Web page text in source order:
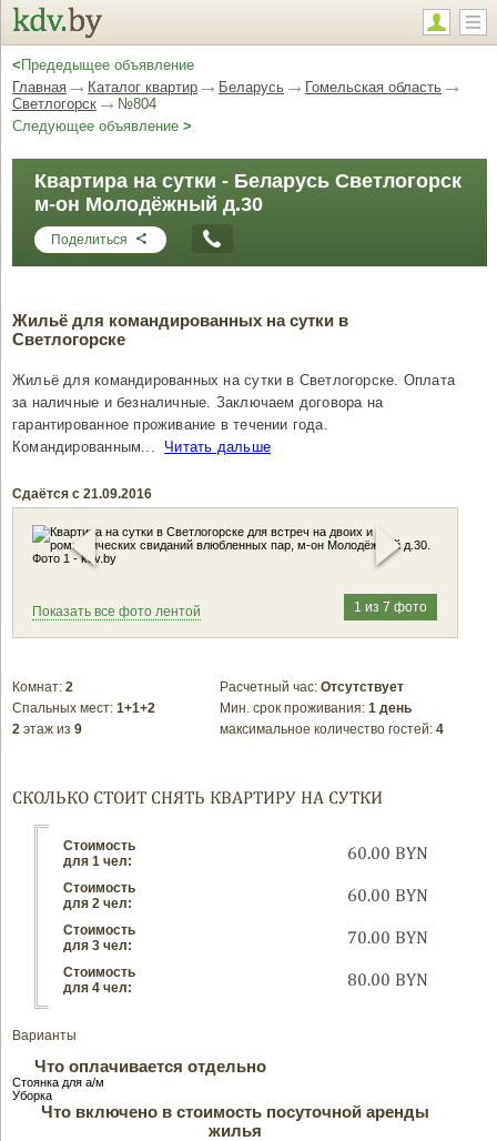
< Предедыщее объявление
Главная
Каталог квартир Беларусь
Гомельская область
Светлогорск
№804
Следующее объявление >
Квартира на сутки - Беларусь Светлогорск
м-он Молодёжный д.30
Поделиться
Жильё для командированных на сутки в
Светлогорске
Жильё для командированных на сутки в Светлогорске. Оплата
за наличные и безналичные. Заключаем договора на
гарантированное проживание в течении года.
Командированным...
Читать дальше
Сдаётся с 21.09.2016
1 из 7 фото
Показать все фото лентой
Комнат: 2
Спальных мест: 1+1+2
2 этаж из 9
Расчетный час: Отсутствует
Мин. срок проживания: 1 день
максимальное количество гостей: 4
СКОЛЬКО СТОИТ СНЯТЬ КВАРТИРУ НА СУТКИ
Стоимость
для 1 чел:
60.00 BYN
Стоимость
для 2 чел:
60.00 BYN
Стоимость
для 3 чел:
70.00 BYN
Стоимость
для 4 чел:
80.00 BYN
Варианты
Что оплачивается отдельно
Стоянка для a/м
Уборка
Что включено в стоимость посуточной аренды
жилья